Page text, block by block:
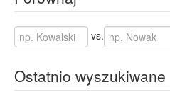
vs.
Ostatnio wyszukiwane